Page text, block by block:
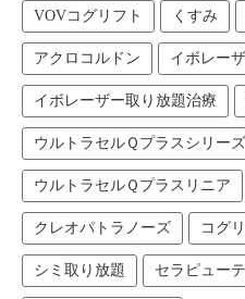
VOVコグリフト くすみ
アクロコルドン イボレー
イボレーザー取り放題治療
ウルトラセルＱプラスシリーズ
ウルトラセルＱプラスリニア
クレオパトラノーズ コグ
シミ取り放題 セラピュー